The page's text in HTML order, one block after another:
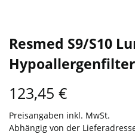
Resmed S9/S10
Hypoallergenfilter
123,45 €
Preisangaben inkl. MwSt.
Abhängig von der